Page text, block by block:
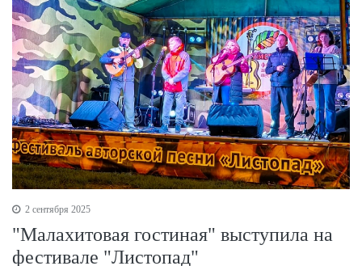
2 сентября 2025
"Малахитовая гостиная" выступила на
фестивале "Листопад"